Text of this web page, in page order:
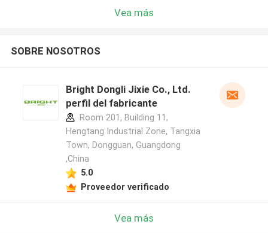
Vea más
SOBRE NOSOTROS
Bright Dongli Jixie Co., Ltd.
perfil del fabricante
Room 201, Building 11,
Hengtang Industrial Zone, Tangxia
Town, Dongguan, Guangdong
,China
5.0
Proveedor verificado
Vea más